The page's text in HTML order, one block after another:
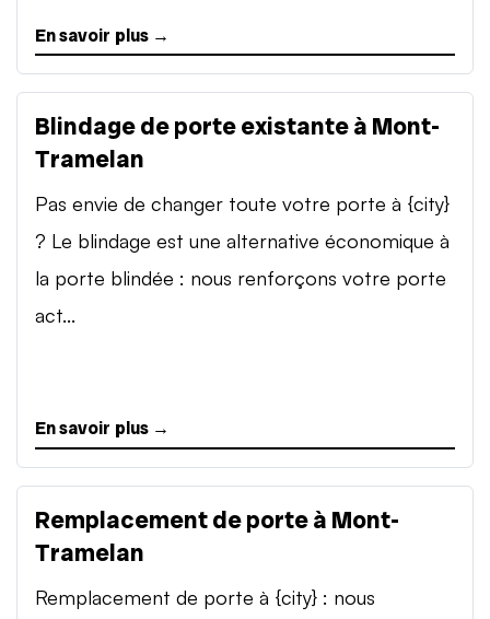
En savoir plus →
Blindage de porte existante à Mont-
Tramelan
Pas envie de changer toute votre porte à {city}
? Le blindage est une alternative économique à
la porte blindée : nous renforçons votre porte
act...
En savoir plus →
Remplacement de porte à Mont-
Tramelan
Remplacement de porte à {city} : nous